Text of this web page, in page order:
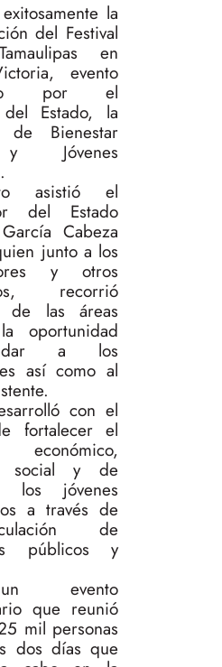
la
del Festival
en
evento
por el
Estado, la
de Bienestar
Jóvenes
asistió el
del Estado
Cabeza
junto a los
y otros
recorrió
de las áreas
oportunidad
a los
así como al
con el
fortalecer el
económico,
social y de
los jóvenes
a través de
de
públicos y
evento
que reunió
mil personas
dos días que